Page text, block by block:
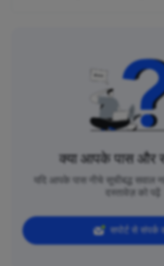
क्या आपके पास और
यदि आपके पास नीचे सूचीबद्ध सवाल
दस्तावेज़ को पढ़ें
सपोर्ट से संपर्क